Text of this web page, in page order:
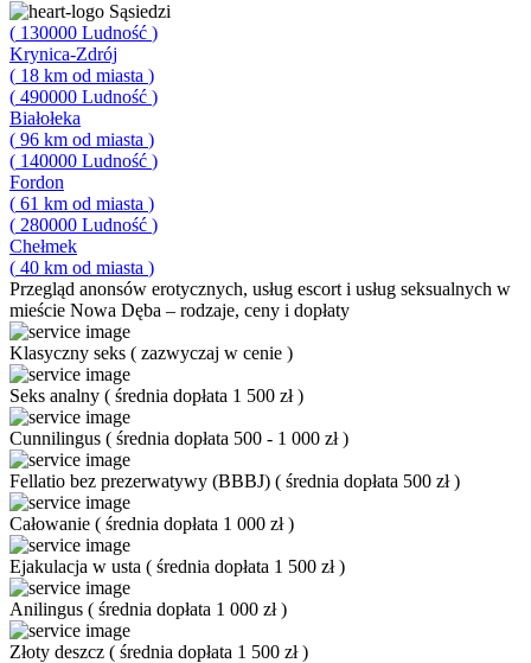
Sąsiedzi
( 130000 Ludność )
Krynica-Zdrój
( 18 km od miasta )
( 490000 Ludność )
Białołeka
( 96 km od miasta )
( 140000 Ludność )
Fordon
( 61 km od miasta )
( 280000 Ludność )
Chełmek
( 40 km od miasta )
Przegląd anonsów erotycznych, usług escort i usług seksualnych w
mieście Nowa Dęba – rodzaje, ceny i dopłaty
Klasyczny seks ( zazwyczaj w cenie )
Seks analny ( średnia dopłata 1 500 zł)
Cunnilingus ( średnia dopłata 500 - 1 000 zł)
Fellatio bez prezerwatywy (BBBJ) ( średnia dopłata 500 zł)
Całowanie ( średnia dopłata 1 000 zł)
Ejakulacja w usta ( średnia dopłata 1 500 zł)
Anilingus ( średnia dopłata 1 000 zł)
Złoty deszcz ( średnia dopłata 1 500 zł)